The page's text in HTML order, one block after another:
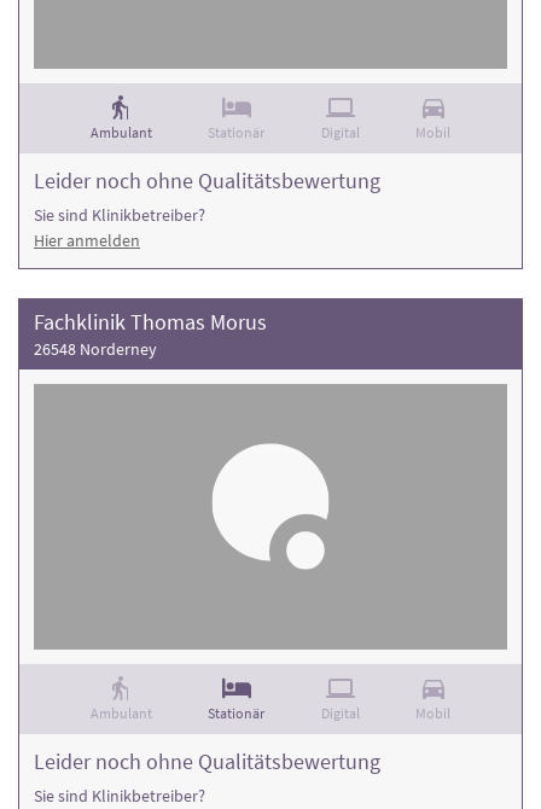
Ambulant Stationär Digital Mobil
Leider noch ohne Qualitätsbewertung
Sie sind Klinikbetreiber?
Hier anmelden
Fachklinik Thomas Morus
26548 Norderney
Ambulant Stationär Digital Mobil
Leider noch ohne Qualitätsbewertung
Sie sind Klinikbetreiber?